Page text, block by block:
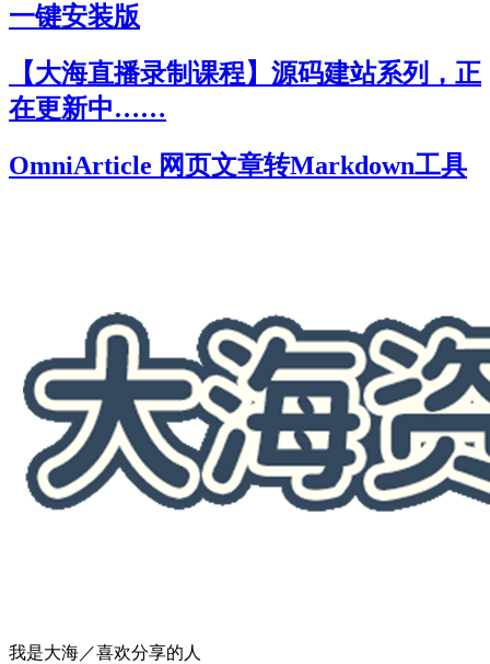
一键安装版
【大海直播录制课程】源码建站系列，正
在更新中……
OmniArticle 网页文章转Markdown工具
我是大海／喜欢分享的人